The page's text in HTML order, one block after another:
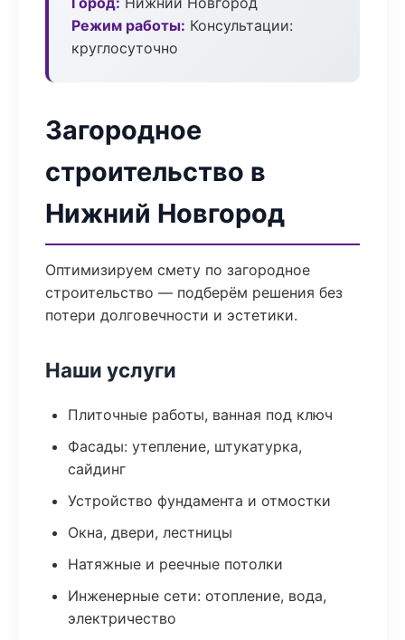
Режим работы: Консультации:
круглосуточно
Загородное
строительство в
Нижний Новгород
Оптимизируем смету по загородное
строительство — подберём решения без
потери долговечности и эстетики.
Наши услуги
Плиточные работы, ванная под ключ
Фасады: утепление, штукатурка,
сайдинг
Устройство фундамента и отмостки
Окна, двери, лестницы
Натяжные и реечные потолки
Инженерные сети: отопление, вода,
электричество